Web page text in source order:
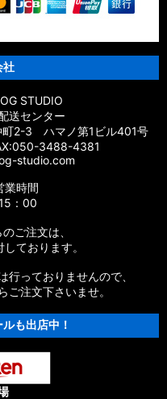
STUDIO
送センター
2-3 ハマノ第1ビル401号
3488-4381
studio.com
業時間
：00
ご注文は、
ております。
っておりませんので、
ご注文下さいませ。
も出店中！